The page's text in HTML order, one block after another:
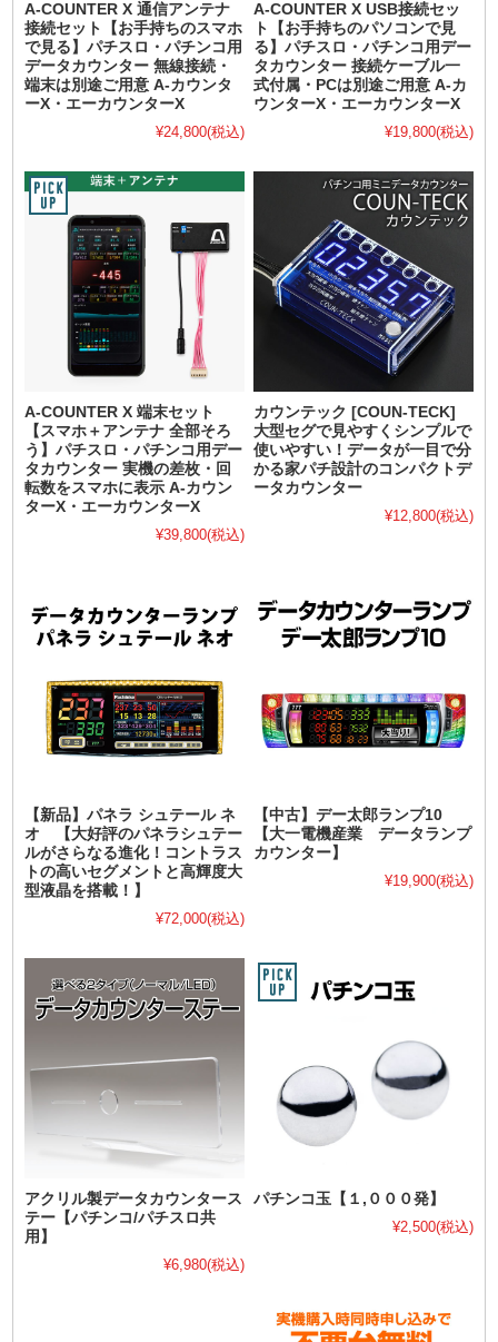
A-COUNTER X 通信アンテナ
接続セット【お手持ちのスマホ
で見る】パチスロ・パチンコ用
データカウンター 無線接続・
端末は別途ご用意 A-カウンタ
ーX・エーカウンターX
¥24,800(税込)
A-COUNTER X USB接続セッ
ト【お手持ちのパソコンで見
る】パチスロ・パチンコ用デー
タカウンター 接続ケーブル一
式付属・PCは別途ご用意 A-カ
ウンターX・エーカウンターX
¥19,800(税込)
A-COUNTER X 端末セット
【スマホ＋アンテナ 全部そろ
う】パチスロ・パチンコ用デー
タカウンター 実機の差枚・回
転数をスマホに表示 A-カウン
ターX・エーカウンターX
¥39,800(税込)
カウンテック [COUN-TECK]
大型セグで見やすくシンプルで
使いやすい！データが一目で分
かる家パチ設計のコンパクトデ
ータカウンター
¥12,800(税込)
【新品】パネラ シュテール ネ
オ 【大好評のパネラシュテー
ルがさらなる進化！コントラス
トの高いセグメントと高輝度大
型液晶を搭載！】
¥72,000(税込)
【中古】デー太郎ランプ10
【大一電機産業 データランプ
カウンター】
¥19,900(税込)
アクリル製データカウンタース
テー【パチンコ/パチスロ共
用】
¥6,980(税込)
パチンコ玉【１,０００発】
¥2,500(税込)